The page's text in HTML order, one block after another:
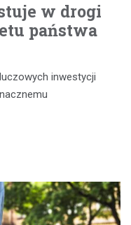
w drogi
państwa
inwestycji